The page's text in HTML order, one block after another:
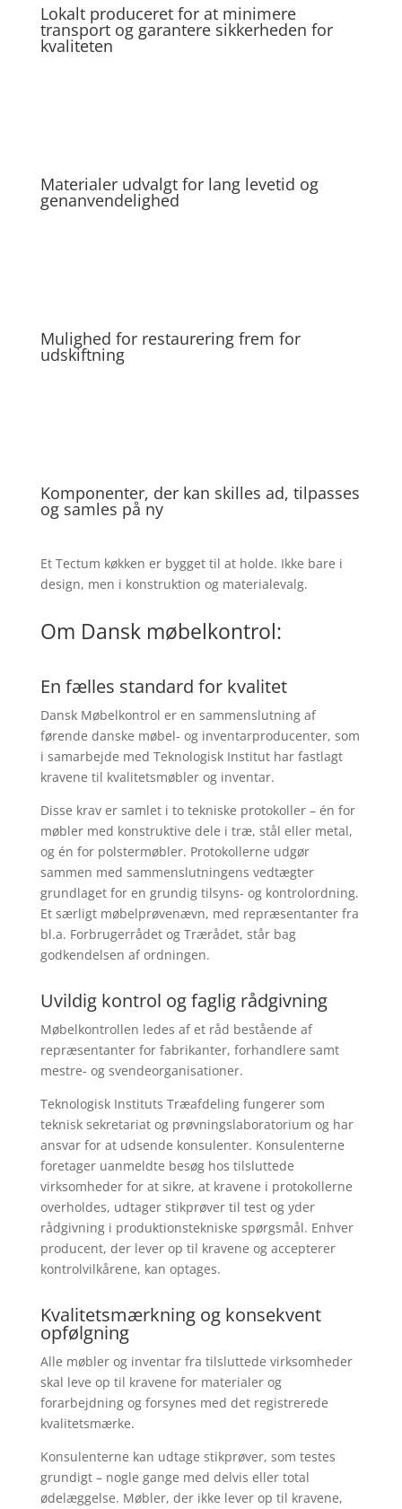
Lokalt produceret for at minimere
transport og garantere sikkerheden for
kvaliteten
Materialer udvalgt for lang levetid og
genanvendelighed
Mulighed for restaurering frem for
udskiftning
Komponenter, der kan skilles ad, tilpasses
og samles på ny
Et Tectum køkken er bygget til at holde. Ikke bare i
design, men i konstruktion og materialevalg.
Om Dansk møbelkontrol:
En fælles standard for kvalitet
Dansk Møbelkontrol er en sammenslutning af
førende danske møbel- og inventarproducenter, som
i samarbejde med Teknologisk Institut har fastlagt
kravene til kvalitetsmøbler og inventar.
Disse krav er samlet i to tekniske protokoller – én for
møbler med konstruktive dele i træ, stål eller metal,
og én for polstermøbler. Protokollerne udgør
sammen med sammenslutningens vedtægter
grundlaget for en grundig tilsyns- og kontrolordning.
Et særligt møbelprøvenævn, med repræsentanter fra
bl.a. Forbrugerrådet og Trærådet, står bag
godkendelsen af ordningen.
Uvildig kontrol og faglig rådgivning
Møbelkontrollen ledes af et råd bestående af
repræsentanter for fabrikanter, forhandlere samt
mestre- og svendeorganisationer.
Teknologisk Instituts Træafdeling fungerer som
teknisk sekretariat og prøvningslaboratorium og har
ansvar for at udsende konsulenter. Konsulenterne
foretager uanmeldte besøg hos tilsluttede
virksomheder for at sikre, at kravene i protokollerne
overholdes, udtager stikprøver til test og yder
rådgivning i produktionstekniske spørgsmål. Enhver
producent, der lever op til kravene og accepterer
kontrolvilkårene, kan optages.
Kvalitetsmærkning og konsekvent
opfølgning
Alle møbler og inventar fra tilsluttede virksomheder
skal leve op til kravene for materialer og
forarbejdning og forsynes med det registrerede
kvalitetsmærke.
Konsulenterne kan udtage stikprøver, som testes
grundigt – nogle gange med delvis eller total
ødelæggelse. Møbler, der ikke lever op til kravene,